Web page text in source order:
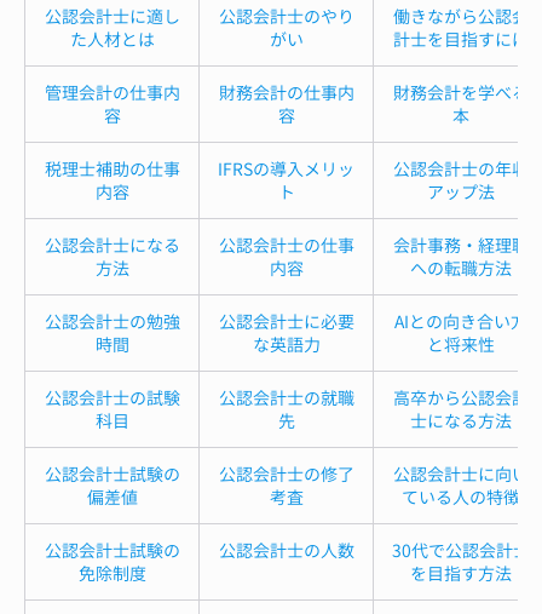
公認会計士に適し
た人材とは
公認会計士のやり
がい
働きながら公認会
計士を目指すには
管理会計の仕事内
容
財務会計の仕事内
容
財務会計を学べる
本
税理士補助の仕事
内容
IFRSの導入メリッ
ト
公認会計士の年収
アップ法
公認会計士になる
方法
公認会計士の仕事
内容
会計事務・経理職
への転職方法
公認会計士の勉強
時間
公認会計士に必要
な英語力
AIとの向き合い方
と将来性
公認会計士の試験
科目
公認会計士の就職
先
高卒から公認会計
士になる方法
公認会計士試験の
偏差値
公認会計士の修了
考査
公認会計士に向い
ている人の特徴
公認会計士試験の
免除制度
公認会計士の人数
30代で公認会計士
を目指す方法